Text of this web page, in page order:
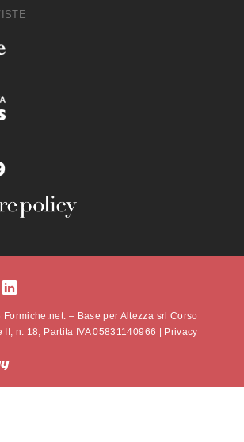
– Base per Altezza srl Corso
n. 18, Partita IVA 05831140966 |
Privacy